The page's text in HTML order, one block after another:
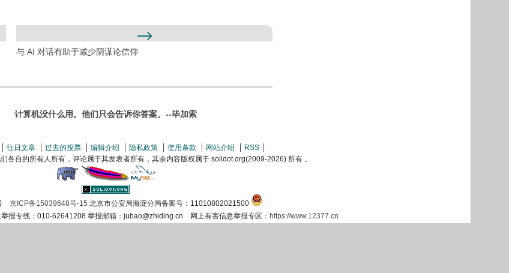
与 AI 对话有助于减少阴谋论信仰
计算机没什么用。他们只会告诉你答案。--毕加索
往日文章 过去的投票 编辑介绍 隐私政策 使用条款 网站介绍
RSS
各自的所有人所有，评论属于其发表者所有，其余内容版权属于 solidot.org(2009-2026) 所有 。
京ICP备15039648号-15 北京市公安局海淀分局备案号：11010802021500
报专线：010-62641208 举报邮箱：jubao@zhiding.cn 网上有害信息举报专区： https://www.12377.cn